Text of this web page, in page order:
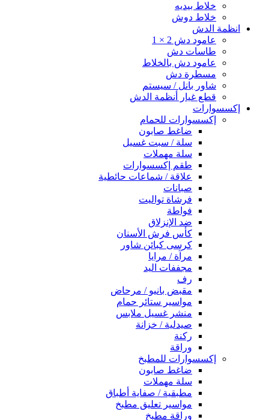
خلاط بيديه
خلاط دوش
انظمة الدش
عامود دش 2 × 1
طاسات دش
عامود دش بالخلاط
مسطرة دش
شاور بانل / سيستم
قطع غيار أنظمة الدش
إكسسوارات
إكسسوارات للحمام
ضاغط صابون
سلة / سبت غسيل
سلة مهملات
طقم إكسسوارات
علاقة / شماعات حائطية
صبانات
فرشاة تواليت
فواطة
ضد الإنزلاق
كأس فرش الأسنان
كرسى كبائن شاور
مرآة / مرايا
مجففات اليد
رف
مقبض بانيو / مرحاض
مواسير ستائر حمام
منشر غسيل ملابس
صيدلية / خزانة
ركنة
وراقة
إكسسوارات للمطبخ
ضاغط صابون
سلة مهملات
مطبقية / صفاية أطباق
مواسير تعليق مطبخ
وراقة مطبخ